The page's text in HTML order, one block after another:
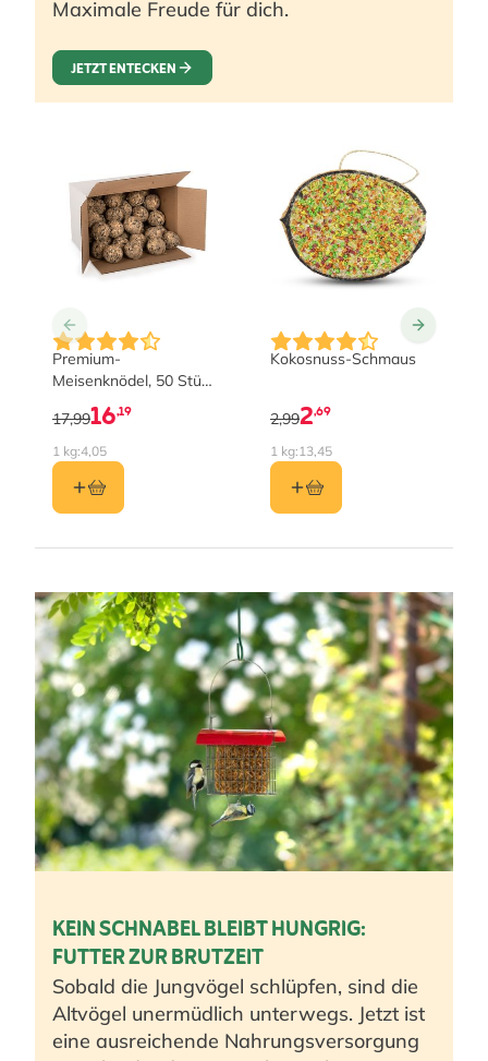
Maximale Freude für dich.
JETZT ENTECKEN
Premium-
Meisenknödel, 50 Stück
16,19
17,99
1 kg:4,05
Kokosnuss-Schmaus
2,69
2,99
1 kg: 13,45
KEIN SCHNABEL BLEIBT HUNGRIG:
FUTTER ZUR BRUTZEIT
Sobald die Jungvögel schlüpfen, sind die
Altvögel unermüdlich unterwegs. Jetzt ist
eine ausreichende Nahrungsversorgung